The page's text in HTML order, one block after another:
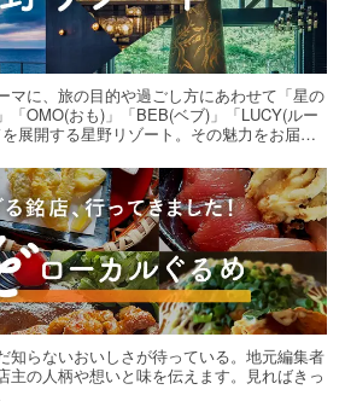
マに、旅の目的や過ごし方にあわせて「星の
「OMO(おも)」「BEB(ベブ)」「LUCY(ルー
展開する星野リゾート。その魅力をお届け
知らないおいしさが待っている。地元編集者
主の人柄や想いと味を伝えます。見ればきっ